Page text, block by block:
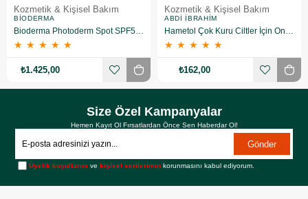
Kozmetik & Kişisel Bakım
BIODERMA
Bioderma Photoderm Spot SPF50+ 150 ml
★ ★ ★ ★ ★
₺1.425,00
Kozmetik & Kişisel Bakım
ABDI İBRAHIM
Hametol Çok Kuru Ciltler İçin Onarıcı Bakım Kremi 30 g
★ ★ ★ ★ ★
₺162,00
Size Özel Kampanyalar
Hemen Kayıt Ol Fırsatlardan Önce Sen Haberdar Ol!
Gönder
Üyelik koşullarını vekişisel verilerimin korunmasını kabul ediyorum.